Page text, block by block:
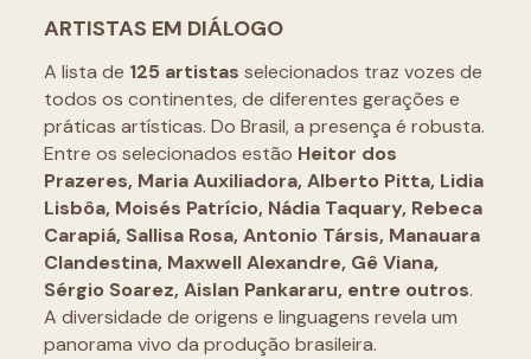
ARTISTAS EM DIÁLOGO
A lista de 125 artistas selecionados traz vozes de
todos os continentes, de diferentes gerações e
práticas artísticas. Do Brasil, a presença é robusta.
Entre os selecionados estão Heitor dos
Prazeres, Maria Auxiliadora, Alberto Pitta, Lidia
Lisbôa, Moisés Patrício, Nádia Taquary, Rebeca
Carapiá, Sallisa Rosa, Antonio Társis, Manauara
Clandestina, Maxwell Alexandre, Gê Viana,
Sérgio Soarez, Aislan Pankararu, entre outros.
A diversidade de origens e linguagens revela um
panorama vivo da produção brasileira.